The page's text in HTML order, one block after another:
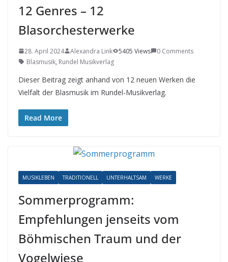
12 Genres – 12
Blasorchesterwerke
28. April 2024 Alexandra Link 5405 Views
0 Comments
Blasmusik, Rundel Musikverlag
Dieser Beitrag zeigt anhand von 12 neuen Werken die
Vielfalt der Blasmusik im Rundel-Musikverlag.
Read More
MUSIKLEBEN TRADITIONELL UNTERHALTSAM WERKE
Sommerprogramm:
Empfehlungen jenseits vom
Böhmischen Traum und der
Vogelwiese